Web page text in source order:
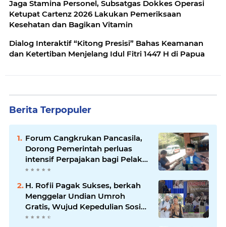
Jaga Stamina Personel, Subsatgas Dokkes Operasi
Ketupat Cartenz 2026 Lakukan Pemeriksaan
Kesehatan dan Bagikan Vitamin
Dialog Interaktif “Kitong Presisi” Bahas Keamanan
dan Ketertiban Menjelang Idul Fitri 1447 H di Papua
Berita Terpopuler
Forum Cangkrukan Pancasila,
Dorong Pemerintah perluas
intensif Perpajakan bagi Pelaku
Usaha UMKM.
H. Rofii Pagak Sukses, berkah
Menggelar Undian Umroh
Gratis, Wujud Kepedulian Sosial
berbagi.